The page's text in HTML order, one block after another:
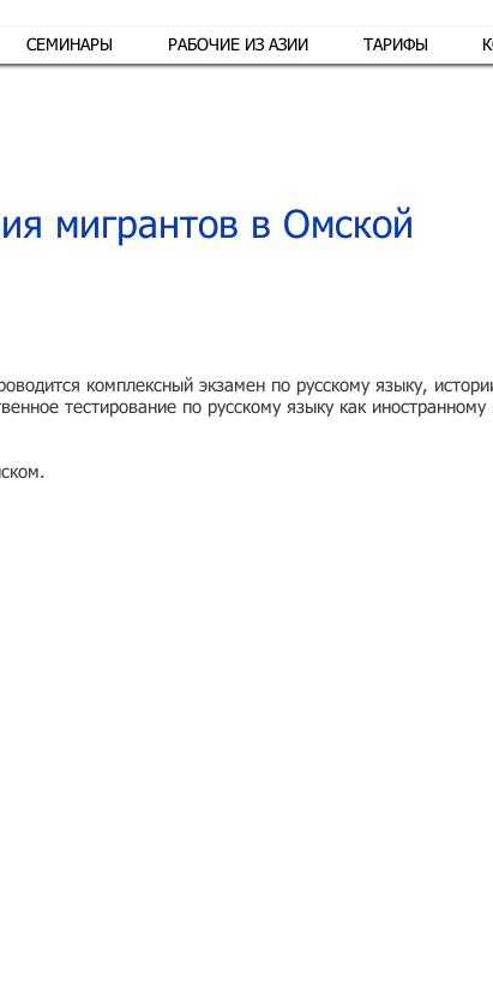
СЕМИНАРЫ РАБОЧИЕ ИЗ АЗИИ ТАРИФЫ
мигрантов в Омской
комплексный экзамен по русскому языку,
тестирование по русскому языку как